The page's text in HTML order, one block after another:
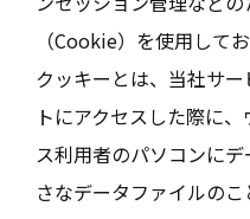
（Cookie）を使用してお
クッキーとは、当社サ
トにアクセスした際に
ス利用者のパソコンに
さなデータファイルのこ